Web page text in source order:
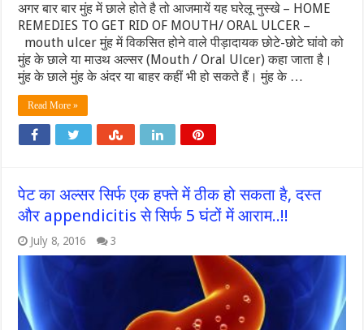
अगर बार बार मुंह में छाले होते है तो आजमायें यह घरेलू नुस्खे – HOME
REMEDIES TO GET RID OF MOUTH/ ORAL ULCER –
mouth ulcer मुंह में विकसित होने वाले पीड़ादायक छोटे-छोटे घांवो को
मुंह के छाले या माउथ अल्सर (Mouth / Oral Ulcer) कहा जाता है।
मुंह के छाले मुंह के अंदर या बाहर कहीं भी हो सकते हैं। मुंह के …
Read More »
पेट का अल्सर सिर्फ एक हफ्ते में ठीक हो सकता है, दस्त
और appendicitis से सिर्फ 5 घंटों में आराम..!!
July 8, 2016 3